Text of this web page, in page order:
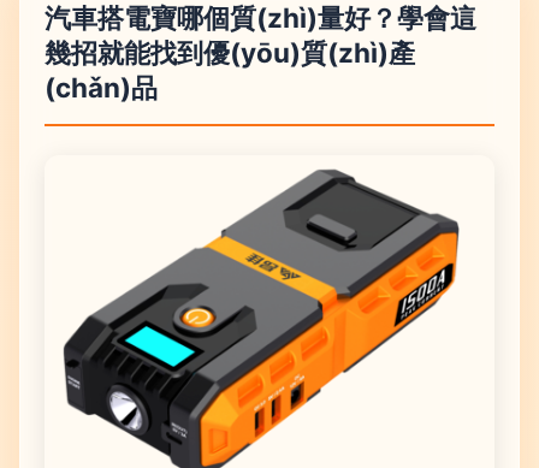
汽車搭電寶哪個質(zhì)量好？學會這
幾招就能找到優(yōu)質(zhì)產
(chǎn)品